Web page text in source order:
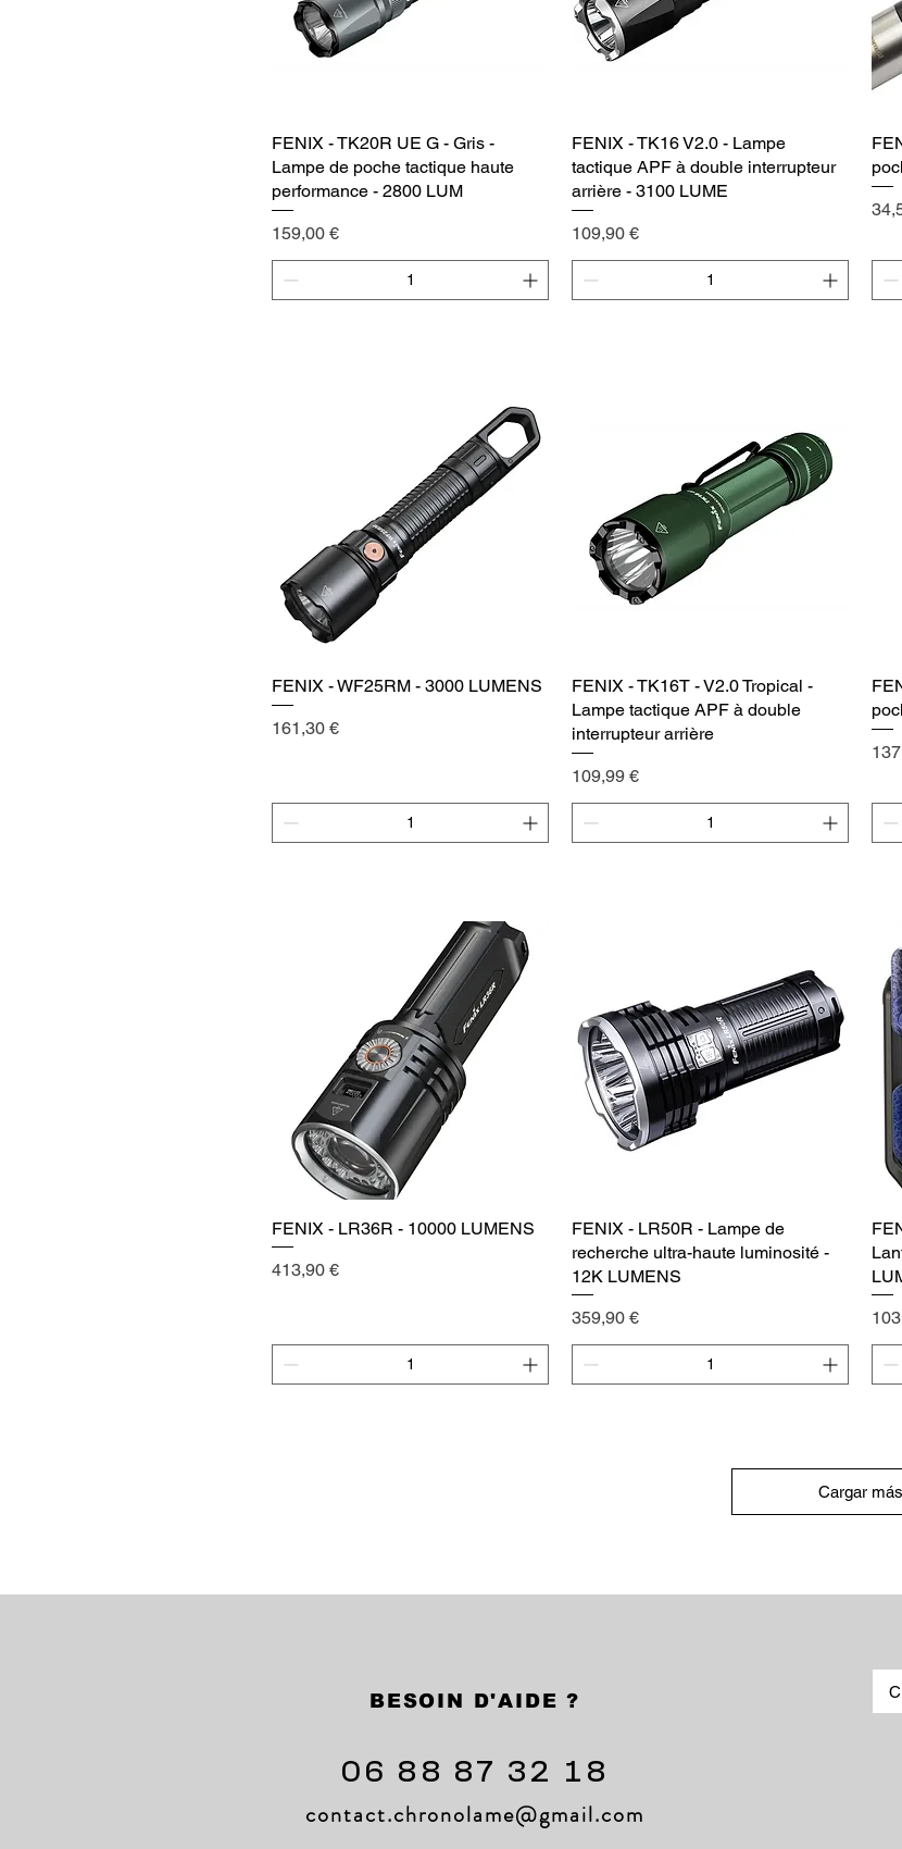
Vista rápida
FENIX - TK20R UE G - Gris -
Lampe de poche tactique haute
performance - 2800 LUM
Precio
159,00 €
Vista rápida
FENIX - TK16 V2.0 - Lampe
tactique APF à double interrupteur
arrière - 3100 LUME
Precio
109,90 €
Vista rápida
FENIX - WF25RM - 3000 LUMENS
Precio
161,30 €
Vista rápida
FENIX - TK16T - V2.0 Tropical -
Lampe tactique APF à double
interrupteur arrière
Precio
109,99 €
Vista rápida
FENIX - LR36R - 10000 LUMENS
Precio
413,90 €
Vista rápida
FENIX - LR50R - Lampe de
recherche ultra-haute luminosité -
12K LUMENS
Precio
359,90 €
Cargar más
BESOIN D'AIDE ?
06 88 87 32 18
contact.chronolame@gmail.com